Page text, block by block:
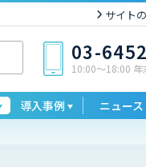
サイト
03-
10:00〜18:00 年
導入事例 ニュース